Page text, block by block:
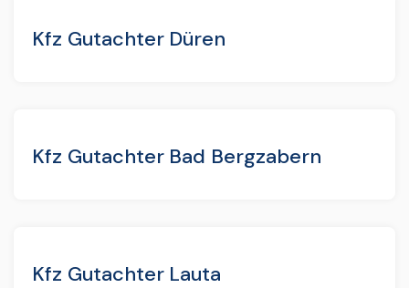
Kfz Gutachter Düren
Kfz Gutachter Bad Bergzabern
Kfz Gutachter Lauta